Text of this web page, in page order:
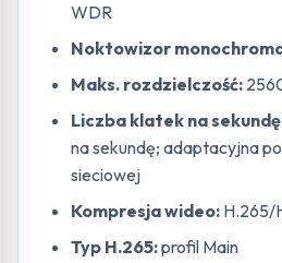
WDR
Noktowizor
Maks. rozdzielczość:
Liczba klatek na
na sekundę; adaptacyjna
sieciowej
Kompresja wideo: H.265/
Typ H.265:profil Main